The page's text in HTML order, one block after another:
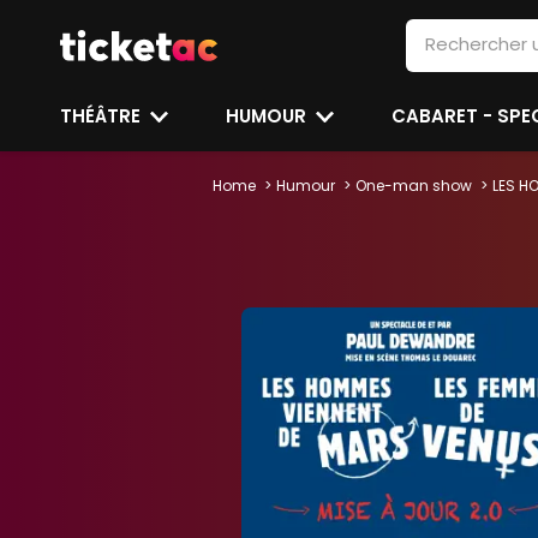
THÉÂTRE HUMOUR CABARET -
Home Humour One-man show LES